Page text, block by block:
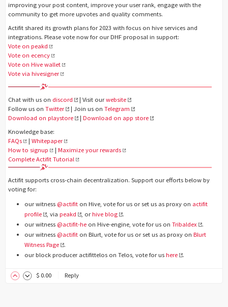
improving your post content, improve your user rank, engage with the
community to get more upvotes and quality comments.
Actifit shared its growth plans for 2023 with focus on hive services and
integrations. Please vote now for our DHF proposal in support:
Vote on peakd
Vote on ecency
Vote on Hive wallet
Vote via hivesigner
Chat with us on discord | Visit ourwebsite
Follow us on Twitter | Join us onTelegram
Download on playstore
|Download on app store
Knowledge base:
FAQs
|Whitepaper
How to signup
|Maximize your rewards
Complete Actifit Tutorial
Actifit supports cross-chain decentralization. Support our efforts below by
voting for:
our witness @actifit on Hive, vote for us or set us as proxy on actifit
profile
, viapeakd , orhive blog
.
our witness @actifit-he on Hive-engine, vote for us on Tribaldex
.
our witness @actifit on Blurt, vote for us or set us as proxy on Blurt
Witness Page
.
our block producer actifittelos on Telos, vote for us here .
$ 0.00 Reply